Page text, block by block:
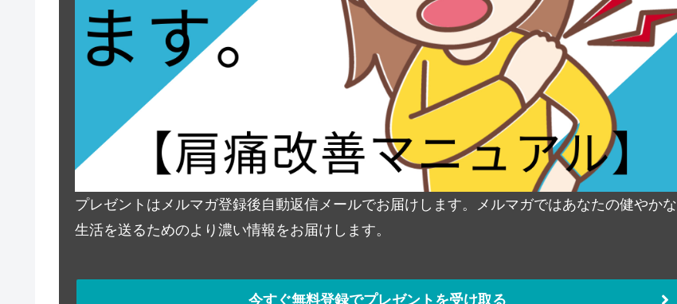
プレゼントはメルマガ登録後自動返信メールでお届けします。メルマガではあなたの健やかな
生活を送るためのより濃い情報をお届けします。
今すぐ無料登録でプレゼントを受け取る